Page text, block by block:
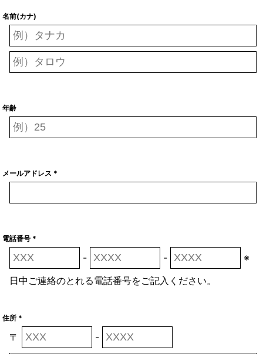
名前(カナ)
年齢
メールアドレス *
電話番号 *
- -
※
日中ご連絡のとれる電話番号をご記入ください。
住所 *
〒 -